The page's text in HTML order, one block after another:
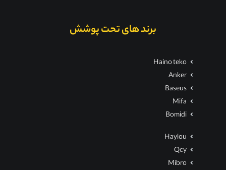
برند های تحت پوشش
Haino teko
Anker
Baseus
Mifa
Bomidi
Haylou
Qcy
Mibro